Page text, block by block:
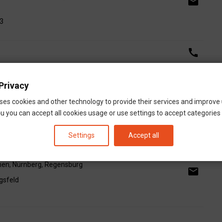
,Frankfurt am Main
call
, Nürnberg, Regensburg
email
cookies and other technology to provide their services and improve
you can accept all cookies usage or use settings to accept categories
Settings Accept all